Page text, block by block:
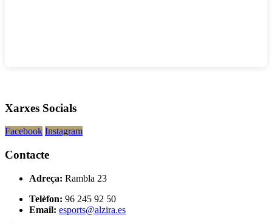
Xarxes Socials
Facebook Instagram
Contacte
Adreça: Rambla 23
Telèfon: 96 245 92 50
Email: esports@alzira.es